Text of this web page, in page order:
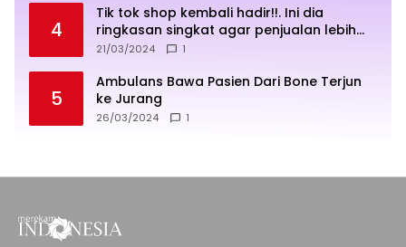
4
Tik tok shop kembali hadir!!. Ini dia
ringkasan singkat agar penjualan lebih
sukses
21/03/2024 1
5
Ambulans Bawa Pasien Dari Bone Terjun
ke Jurang
26/03/2024 1